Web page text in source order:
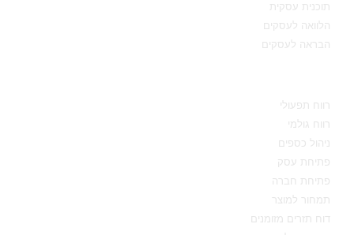
תוכנית עסקית
הלוואה לעסקים
הבראה לעסקים
רווח תפעולי
רווח גולמי
ניהול כספים
פתיחת עסק
פתיחת חברה
תמחור למוצר
דוח תזרים מזומנים